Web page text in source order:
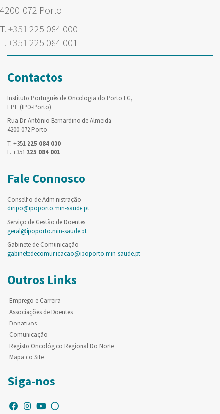
4200-072 Porto
T. +351 225 084 000
F. +351 225 084 001
Contactos
Instituto Português de Oncologia do Porto FG,
EPE (IPO-Porto)
Rua Dr. António Bernardino de Almeida
4200-072 Porto
T. +351 225 084 000
F. +351 225 084 001
Fale Connosco
Conselho de Administração
diripo@ipoporto.min-saude.pt
Serviço de Gestão de Doentes
geral@ipoporto.min-saude.pt
Gabinete de Comunicação
gabinetedecomunicacao@ipoporto.min-saude.pt
Outros Links
Emprego e Carreira
Associações de Doentes
Donativos
Comunicação
Registo Oncológico Regional Do Norte
Mapa do Site
Siga-nos